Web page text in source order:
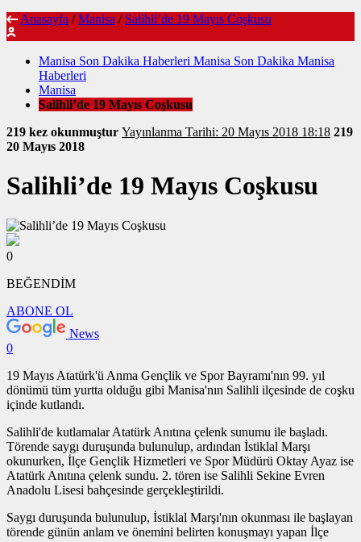
Anasayfa / Manisa / Salihli’de 19 Mayıs Coşkusu
Manisa Son Dakika Haberleri Manisa Son Dakika Manisa
Haberleri
Manisa
Salihli’de 19 Mayıs Coşkusu
219 kez okunmuştur Yayınlanma Tarihi: 20 Mayıs 2018 18:18 219
20 Mayıs 2018
Salihli’de 19 Mayıs Coşkusu
0
BEĞENDİM
ABONE OL
News
0
19 Mayıs Atatürk'ü Anma Gençlik ve Spor Bayramı'nın 99. yıl
dönümü tüm yurtta olduğu gibi Manisa'nın Salihli ilçesinde de coşku
içinde kutlandı.
Salihli'de kutlamalar Atatürk Anıtına çelenk sunumu ile başladı.
Törende saygı duruşunda bulunulup, ardından İstiklal Marşı
okunurken, İlçe Gençlik Hizmetleri ve Spor Müdürü Oktay Ayaz ise
Atatürk Anıtına çelenk sundu. 2. tören ise Salihli Sekine Evren
Anadolu Lisesi bahçesinde gerçekleştirildi.
Saygı duruşunda bulunulup, İstiklal Marşı'nın okunması ile başlayan
törende günün anlam ve önemini belirten konuşmayı yapan İlçe